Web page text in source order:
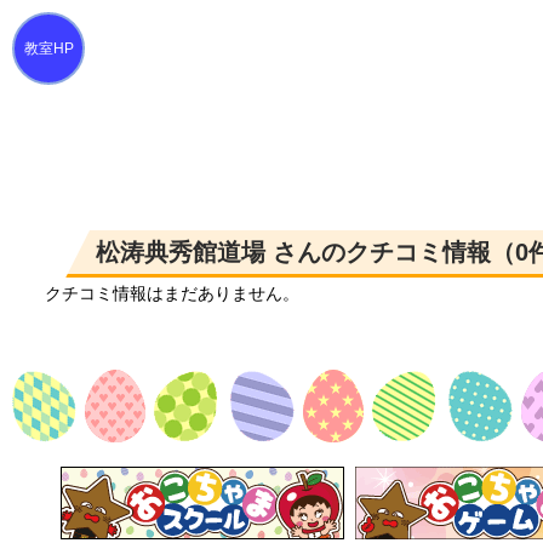
松涛典秀館道場 さんのクチコミ情報（0
クチコミ情報はまだありません。